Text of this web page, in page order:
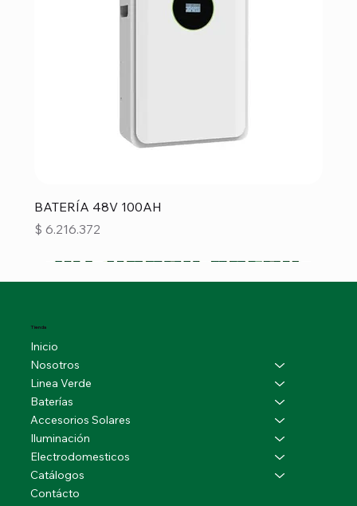
BATERÍA 48V 100AH
Precio
$ 6.216.372
Tienda
Inicio
Nosotros
Linea Verde
Baterías
Accesorios Solares
Iluminación
Electrodomesticos
Catálogos
Contácto